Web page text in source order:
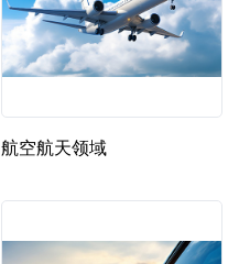
航空航天领域